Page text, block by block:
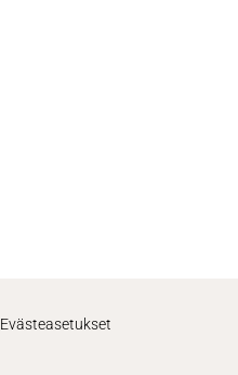
Evästeasetukset